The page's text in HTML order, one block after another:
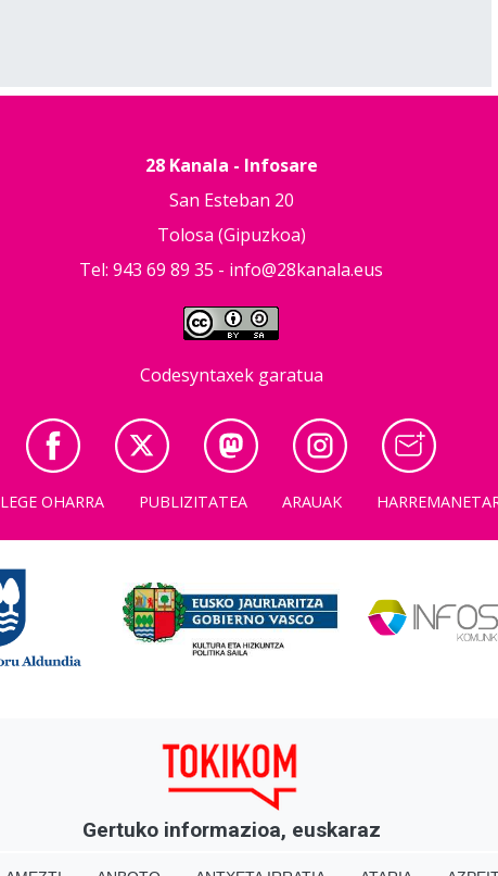
28 Kanala - Infosare
San Esteban 20
Tolosa (Gipuzkoa)
Tel: 943 69 89 35 - info@28kanala.eus
Codesyntaxek garatua
LEGE OHARRA PUBLIZITATEA ARAUAK
Gertuko informazioa, euskaraz